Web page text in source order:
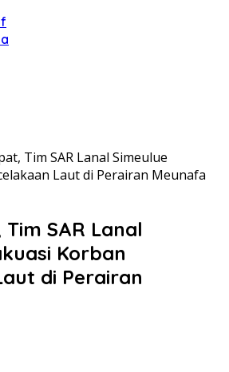
Tim SAR Lanal Simeulue
Laut di Perairan Meunafa
SAR Lanal
Korban
di Perairan